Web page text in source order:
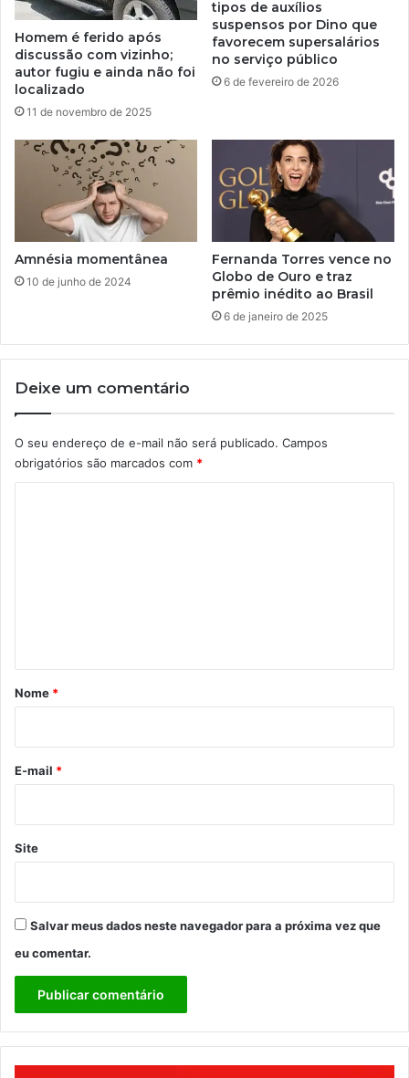
Homem é ferido após
discussão com vizinho;
autor fugiu e ainda não foi
localizado
11 de novembro de 2025
tipos de auxílios
suspensos por Dino que
favorecem supersalários
no serviço público
6 de fevereiro de 2026
Amnésia momentânea
10 de junho de 2024
Fernanda Torres vence no
Globo de Ouro e traz
prêmio inédito ao Brasil
6 de janeiro de 2025
Deixe um comentário
O seu endereço de e-mail não será publicado. Campos
obrigatórios são marcados com *
r
*
Nome *
E-mail *
Site
Salvar meus dados neste navegador para a próxima vez que
eu comentar.